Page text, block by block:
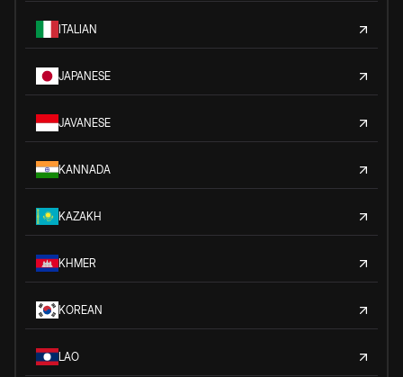
ITALIAN
JAPANESE
JAVANESE
KANNADA
KAZAKH
KHMER
KOREAN
LAO